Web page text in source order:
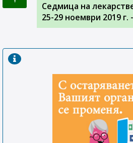
Седмица на
25-29 ноември 2019